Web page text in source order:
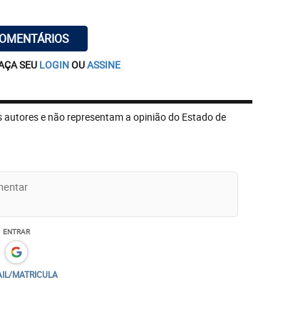
– lastreando a economia real – com
de capital mundo afora possam
SEU LOGINOUASSINE
e não representam a opinião do Estado de
ENTRAR
MATRICULA